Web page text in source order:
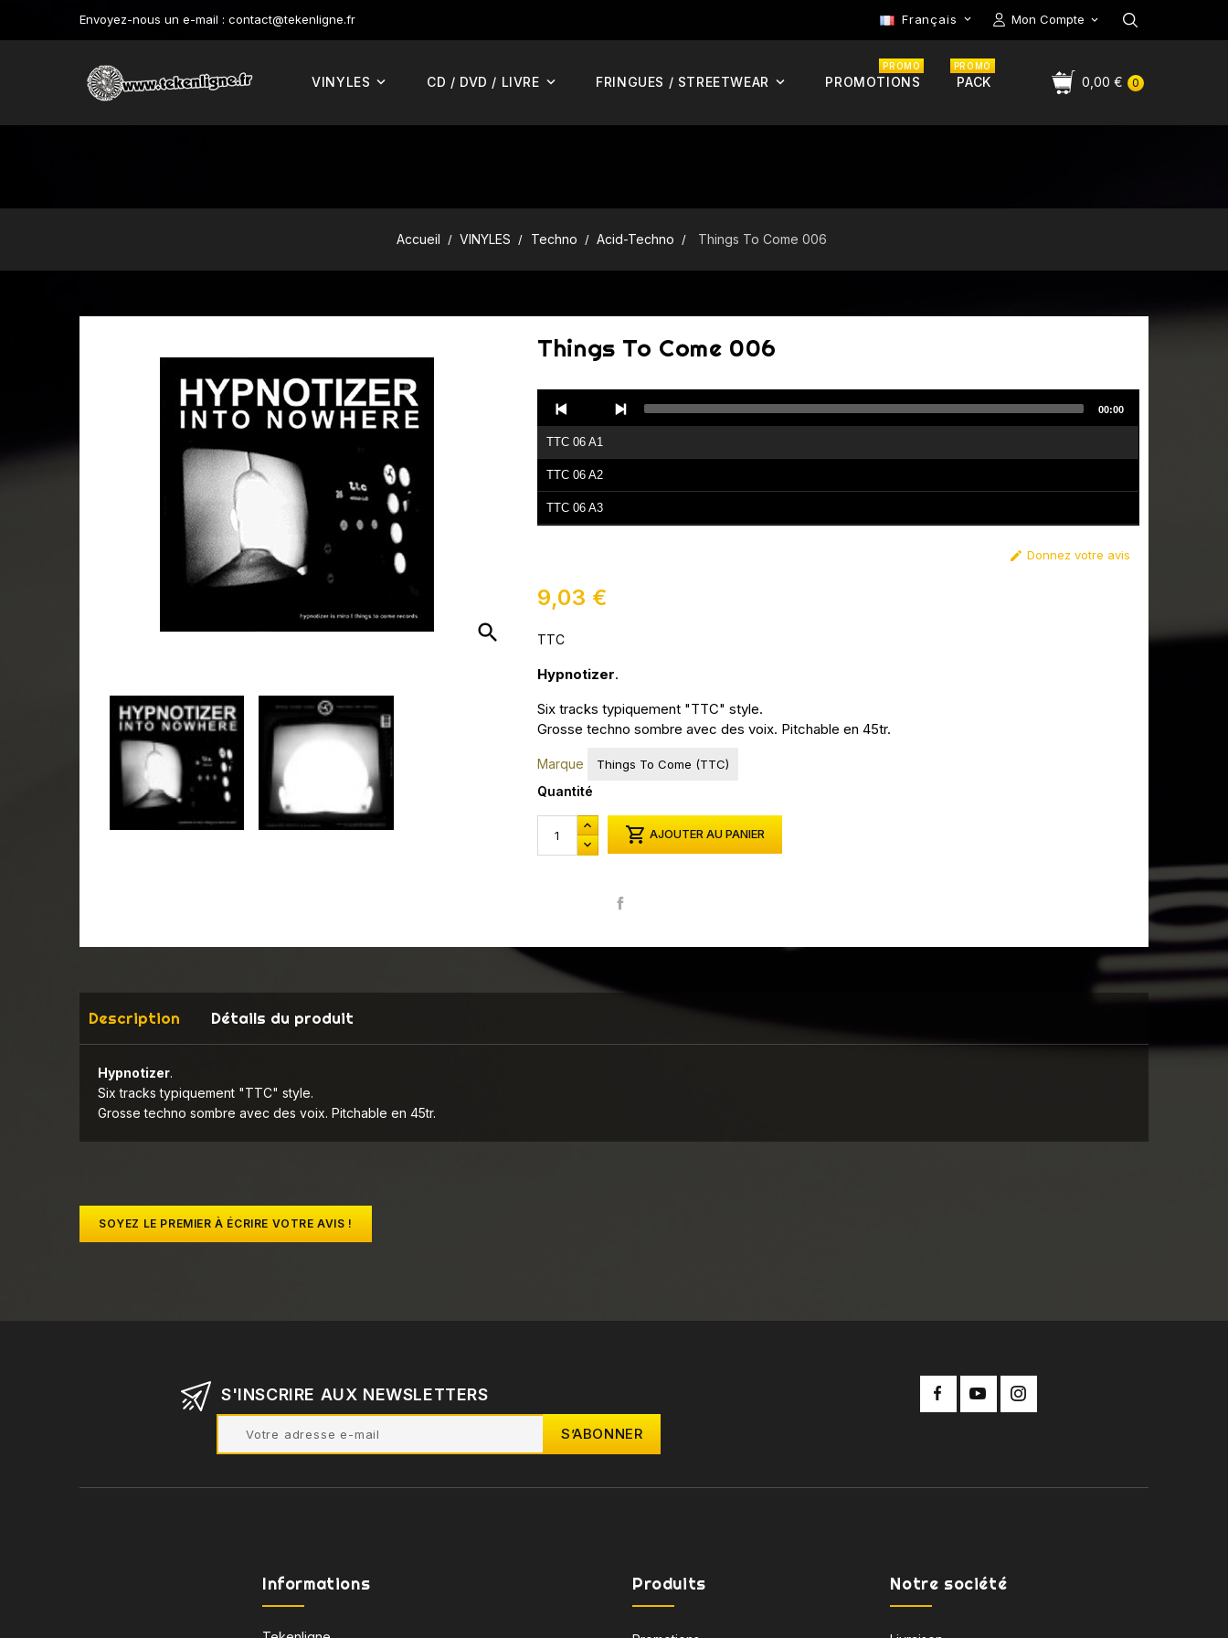
Envoyez-nous un e-mail : contact@tekenligne.fr Mon Compte
Français 
0
0,00 €
VINYLES CD / DVD / LIVRE FRINGUES / STREETWEAR PROMOTIONS
PROMO
PACK
PROMO
Accueil VINYLES Techno Acid-Techno Things To Come 006
search
Things To Come 006
Player
TTC 06 A1
TTC 06 A2
TTC 06 A3
TTC 06 B3
00:00
 Donnez votre avis
9,03 €
TTC
Hypnotizer.
Six tracks typiquement "TTC" style.
Grosse techno sombre avec des voix. Pitchable en 45tr.
Marque Things To Come (TTC)
Quantité
 AJOUTER AU PANIER
Description Détails du produit
Hypnotizer.
Six tracks typiquement "TTC" style.
Grosse techno sombre avec des voix. Pitchable en 45tr.
SOYEZ LE PREMIER À ÉCRIRE VOTRE AVIS !
S'INSCRIRE AUX NEWSLETTERS
Informations Produits Notre société